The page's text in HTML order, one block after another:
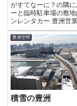
がすてなーに？の隣
ーと臨時駐車場の敷
ンレンタカー 豊洲営
プンするようです。
か、5丁目の営業所は3
したので豊洲住人で
利用していた人は、
ではないでしょうか。
に...
豊洲空間
積雪の豊洲